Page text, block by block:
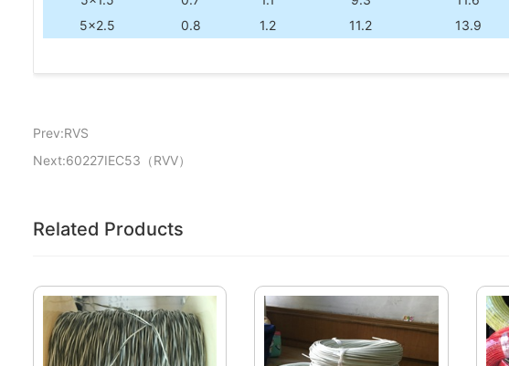
5×2.5
0.8 1.2 11.2 13.9
Prev:RVS
Next:60227IEC53（RVV）
Related Products